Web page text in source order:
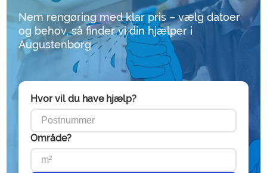
Nem rengøring med klar pris – vælg datoer
og behov, så finder vi din hjælper i
Augustenborg
Hvor vil du have hjælp?
Område?